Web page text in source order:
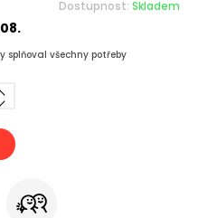
Dostupnost: Skladem
splňoval všechny potřeby